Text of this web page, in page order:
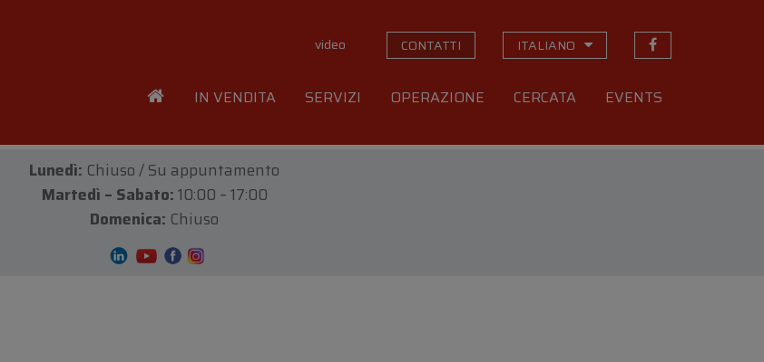
video CONTATTI ITALIANO
IN VENDITA SERVIZI OPERAZIONE CERCATA EVENTS
Lunedì: Chiuso / Su appuntamento
Martedì – Sabato:10:00 – 17:00
Domenica: Chiuso